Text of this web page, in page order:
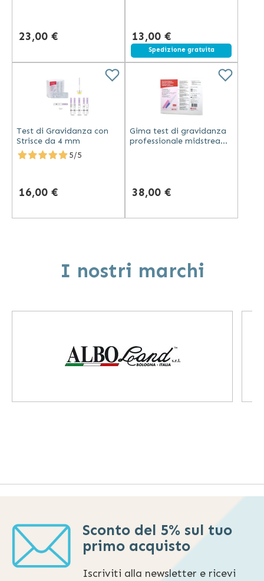
23,00 € 13,00 €
Spedizione gratuita
Test di Gravidanza con
Strisce da 4 mm
5/5
16,00 €
Gima test di gravidanza
professionale midstream
38,00 €
I nostri marchi
Sconto del 5% sul tuo
primo acquisto
Iscriviti alla newsletter e ricevi